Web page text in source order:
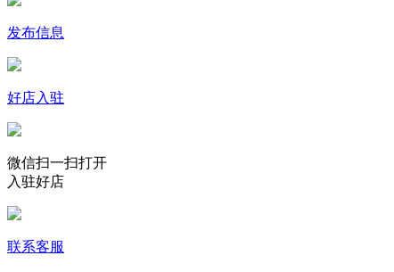
发布信息
好店入驻
微信扫一扫打开
入驻好店
联系客服